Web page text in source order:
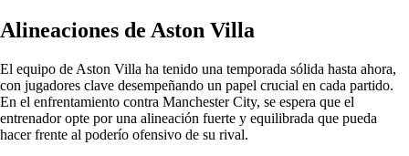
Alineaciones de Aston Villa
El equipo de Aston Villa ha tenido una temporada sólida hasta ahora,
con jugadores clave desempeñando un papel crucial en cada partido.
En el enfrentamiento contra Manchester City, se espera que el
entrenador opte por una alineación fuerte y equilibrada que pueda
hacer frente al poderío ofensivo de su rival.